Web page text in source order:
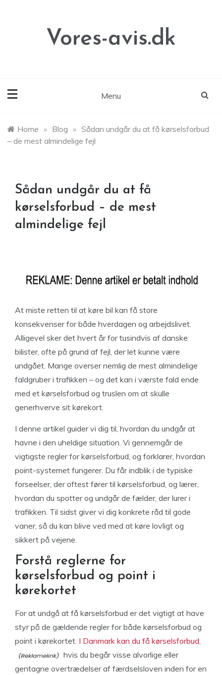
Vores-avis.dk
Menu
Home » Blog » Sådan undgår du at få kørselsforbud
– de mest almindelige fejl
Sådan undgår du at få
kørselsforbud – de mest
almindelige fejl
At miste retten til at køre bil kan få store
konsekvenser for både hverdagen og arbejdslivet.
Alligevel sker det hvert år for tusindvis af danske
bilister, ofte på grund af fejl, der let kunne være
undgået. Mange overser nemlig de mest almindelige
faldgruber i trafikken – og det kan i værste fald ende
med et kørselsforbud og truslen om at skulle
generhverve sit kørekort.
I denne artikel guider vi dig til, hvordan du undgår at
havne i den uheldige situation. Vi gennemgår de
vigtigste regler for kørselsforbud, og forklarer, hvordan
point-systemet fungerer. Du får indblik i de typiske
forseelser, der oftest fører til kørselsforbud, og lærer,
hvordan du spotter og undgår de fælder, der lurer i
trafikken. Til sidst giver vi dig konkrete råd til gode
vaner, så du kan blive ved med at køre lovligt og
sikkert på vejene.
Forstå reglerne for
kørselsforbud og point i
kørekortet
For at undgå at få kørselsforbud er det vigtigt at have
styr på de gældende regler for både kørselsforbud og
point i kørekortet. I Danmark kan du få kørselsforbud,
hvis du begår visse alvorlige eller
gentagne overtrædelser af færdselsloven inden for en